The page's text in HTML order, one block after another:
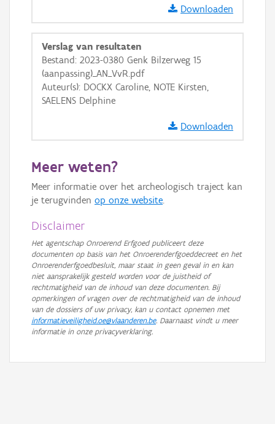
Basis Lagen
OSM-Basiskaart
Downloaden
Verslag van resultaten
Bestand: 2023-0380 Genk Bilzerweg 15
(aanpassing)_AN_VvR.pdf
Auteur(s): DOCKX Caroline, NOTE Kirsten,
SAELENS Delphine
Downloaden
Meer weten?
Meer informatie over het archeologisch traject kan
je terugvinden op onze website.
Disclaimer
Het agentschap Onroerend Erfgoed publiceert deze
documenten op basis van het Onroerenderfgoeddecreet en het
Onroerenderfgoedbesluit, maar staat in geen geval in en kan
niet aansprakelijk gesteld worden voor de juistheid of
rechtmatigheid van de inhoud van deze documenten. Bij
opmerkingen of vragen over de rechtmatigheid van de inhoud
van de dossiers of uw privacy, kan u contact opnemen met
informatieveiligheid.oe@vlaanderen.be. Daarnaast vindt u meer
informatie in onze privacyverklaring.